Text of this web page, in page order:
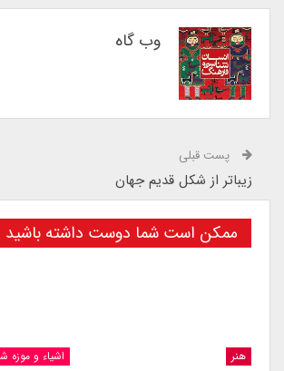
وب گاه
پست قبلی
زیباتر از شکل قدیم جهان
ممکن است شما دوست داشته باشید
هنر اشیاء و موزه